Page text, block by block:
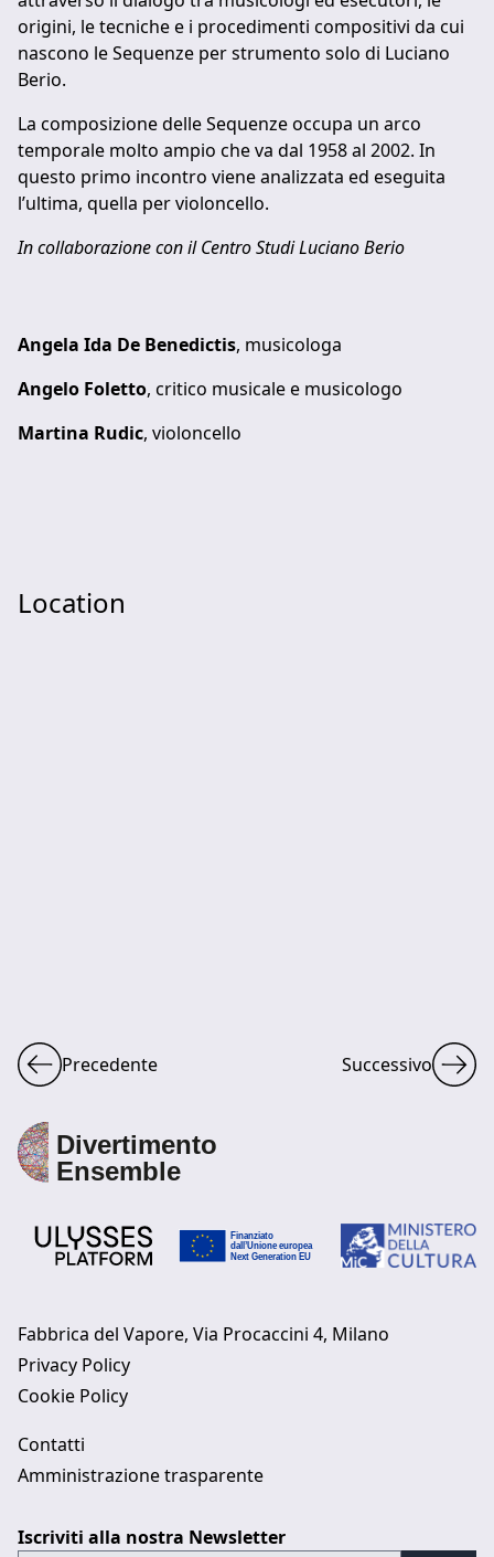
origini, le tecniche e i procedimenti compositivi da cui
nascono le Sequenze per strumento solo di Luciano
Berio.
La composizione delle Sequenze occupa un arco
temporale molto ampio che va dal 1958 al 2002. In
questo primo incontro viene analizzata ed eseguita
l’ultima, quella per violoncello.
In collaborazione con il Centro Studi Luciano Berio
Angela Ida De Benedictis, musicologa
Angelo Foletto, critico musicale e musicologo
Martina Rudic, violoncello
Location
Precedente Successivo
Fabbrica del Vapore, Via Procaccini 4, Milano
Privacy Policy
Cookie Policy
Contatti
Amministrazione trasparente
Iscriviti alla nostra Newsletter